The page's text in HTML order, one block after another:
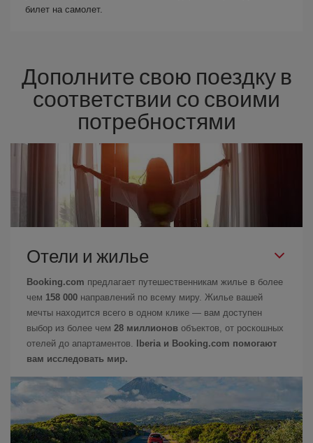
билет на самолет.
Дополните свою поездку в
соответствии со своими
потребностями
Отели и жилье
Booking.com предлагает путешественникам жилье в более
чем 158 000 направлений по всему миру. Жилье вашей
мечты находится всего в одном клике — вам доступен
выбор из более чем 28 миллионов объектов, от роскошных
отелей до апартаментов.
Iberia и Booking.com помогают
вам исследовать мир.